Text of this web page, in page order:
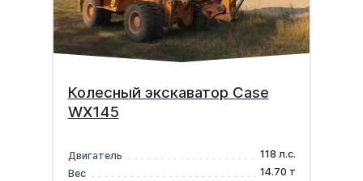
Колесный экскаватор Case
WX145
Двигатель
118 л.с.
Вес
14.70 т